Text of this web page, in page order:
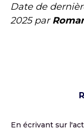
Date de
2025par
En écrivant sur